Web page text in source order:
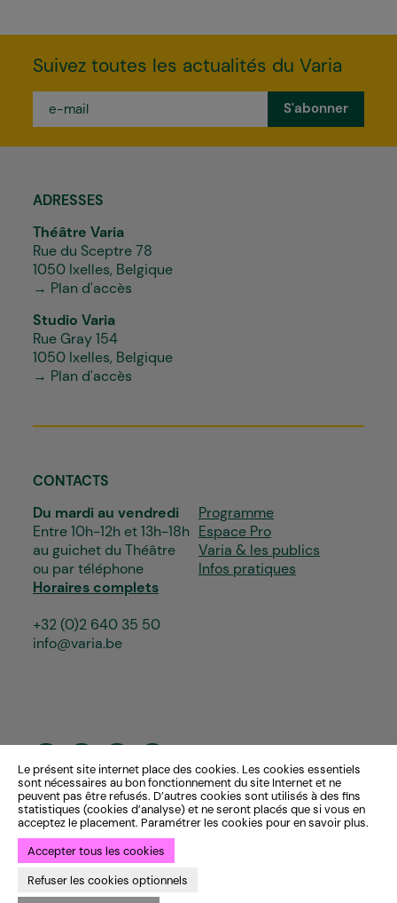
Le présent site internet place des cookies. Les cookies essentiels
sont nécessaires au bon fonctionnement du site Internet et ne
peuvent pas être refusés. D’autres cookies sont utilisés à des fins
statistiques (cookies d’analyse) et ne seront placés que si vous en
acceptez le placement. Paramétrer les cookies pour en savoir plus.
Accepter tous les cookies
Refuser les cookies optionnels
Suivez toutes les actualités du Varia
mail
ADRESSES
Théâtre Varia
Rue du Sceptre 78
1050 Ixelles, Belgique
→ Plan d'accès
Studio Varia
Rue Gray 154
1050 Ixelles, Belgique
→ Plan d'accès
CONTACTS
Du mardi au vendredi
Entre 10h-12h et 13h-18h
au guichet du Théâtre
ou par téléphone
Horaires complets
+32 (0)2 640 35 50
info@varia.be
Programme
Espace Pro
Varia & les publics
Infos pratiques